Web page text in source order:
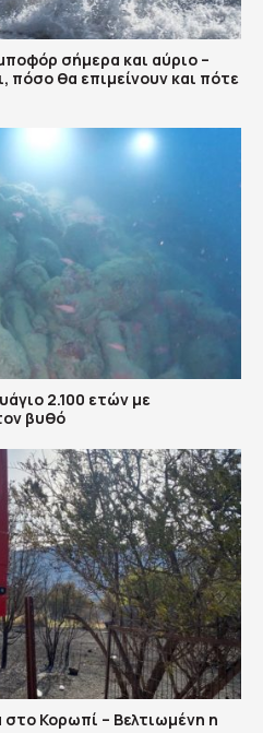
σήμερα και αύριο –
πόσο θα επιμείνουν και πότε
2.100 ετών με
βυθό
Κορωπί – Βελτιωμένη η